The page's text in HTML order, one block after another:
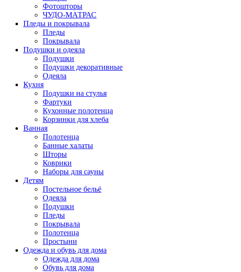
Фотошторы
ЧУДО-МАТРАС
Пледы и покрывала
Пледы
Покрывала
Подушки и одеяла
Подушки
Подушки декоративные
Одеяла
Кухня
Подушки на стулья
Фартуки
Кухонные полотенца
Корзинки для хлеба
Ванная
Полотенца
Банные халаты
Шторы
Коврики
Наборы для сауны
Детям
Постельное бельё
Одеяла
Подушки
Пледы
Покрывала
Полотенца
Простыни
Одежда и обувь для дома
Одежда для дома
Обувь для дома